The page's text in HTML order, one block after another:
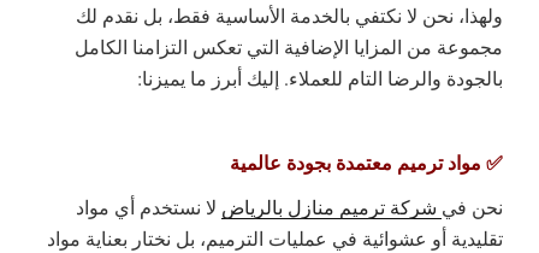
ولهذا، نحن لا نكتفي بالخدمة الأساسية فقط، بل نقدم لك
مجموعة من المزايا الإضافية التي تعكس التزامنا الكامل
بالجودة والرضا التام للعملاء. إليك أبرز ما يميزنا:
✅ مواد ترميم معتمدة بجودة عالمية
نحن في شركة ترميم منازل بالرياض لا نستخدم أي مواد
تقليدية أو عشوائية في عمليات الترميم، بل نختار بعناية مواد